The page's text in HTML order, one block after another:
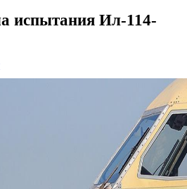
испытания Ил-114-